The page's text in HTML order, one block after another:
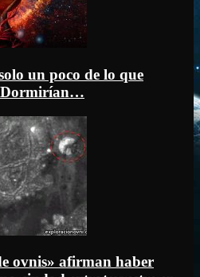
un poco de lo que
Dormirían…
ovnis» afirman haber